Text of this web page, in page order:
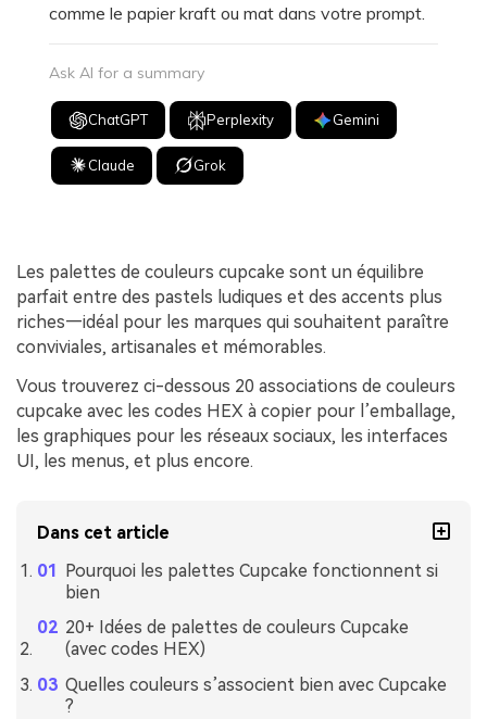
comme le papier kraft ou mat dans votre prompt.
Ask AI for a summary
ChatGPT Perplexity Gemini
Claude Grok
Les palettes de couleurs cupcake sont un équilibre
parfait entre des pastels ludiques et des accents plus
riches—idéal pour les marques qui souhaitent paraître
conviviales, artisanales et mémorables.
Vous trouverez ci-dessous 20 associations de couleurs
cupcake avec les codes HEX à copier pour l’emballage,
les graphiques pour les réseaux sociaux, les interfaces
UI, les menus, et plus encore.
Dans cet article
Pourquoi les palettes Cupcake fonctionnent si
bien
20+ Idées de palettes de couleurs Cupcake
(avec codes HEX)
Quelles couleurs s’associent bien avec Cupcake
?